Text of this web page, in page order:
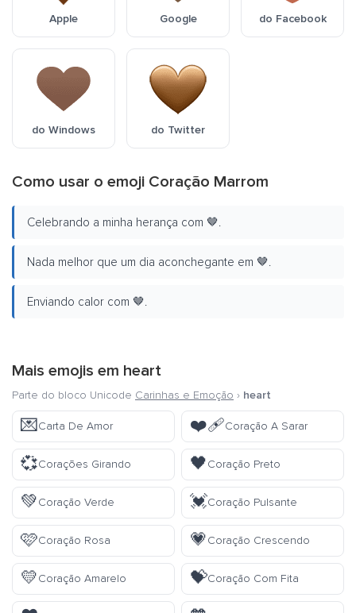
Apple Google do Facebook
do Windows do Twitter
Como usar o emoji Coração Marrom
Celebrando a minha herança com 🤎.
Nada melhor que um dia aconchegante em 🤎.
Enviando calor com 🤎.
Mais emojis em heart
Parte do bloco Unicode Carinhas e Emoção › heart
💌Carta De Amor ❤️‍🩹Coração A Sarar
💞Corações Girando 🖤Coração Preto
💚Coração Verde 💓Coração Pulsante
🩷Coração Rosa 💗Coração Crescendo
💛Coração Amarelo 💝Coração Com Fita